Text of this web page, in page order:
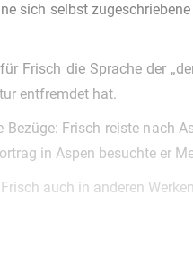
sich selbst
Frisch die Sprache der
entfremdet hat.
Frisch reiste nach
in Aspen besuchte er
auch in anderen